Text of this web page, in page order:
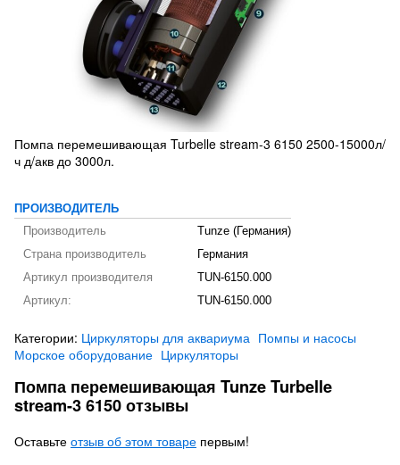
Помпа перемешивающая Turbelle stream-3 6150 2500-15000л/
ч д/акв до 3000л.
ПРОИЗВОДИТЕЛЬ
Производитель
Tunze (Германия)
Страна производитель
Германия
Артикул производителя
TUN-6150.000
Артикул:
TUN-6150.000
Категории: Циркуляторы для аквариума Помпы и насосы
Морское оборудование Циркуляторы
Помпа перемешивающая Tunze Turbelle
stream-3 6150 отзывы
Оставьте отзыв об этом товаре первым!